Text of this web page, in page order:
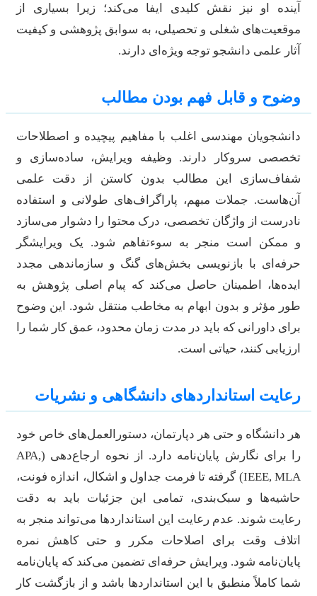
آینده او نیز نقش کلیدی ایفا می‌کند؛ زیرا بسیاری از
موقعیت‌های شغلی و تحصیلی، به سوابق پژوهشی و کیفیت
آثار علمی دانشجو توجه ویژه‌ای دارند.
وضوح و قابل فهم بودن مطالب
دانشجویان مهندسی اغلب با مفاهیم پیچیده و اصطلاحات
تخصصی سروکار دارند. وظیفه ویرایش، ساده‌سازی و
شفاف‌سازی این مطالب بدون کاستن از دقت علمی
آن‌هاست. جملات مبهم، پاراگراف‌های طولانی و استفاده
نادرست از واژگان تخصصی، درک محتوا را دشوار می‌سازد
و ممکن است منجر به سوءتفاهم شود. یک ویرایشگر
حرفه‌ای با بازنویسی بخش‌های گنگ و سازماندهی مجدد
ایده‌ها، اطمینان حاصل می‌کند که پیام اصلی پژوهش به
طور مؤثر و بدون ابهام به مخاطب منتقل شود. این وضوح
برای داورانی که باید در مدت زمان محدود، عمق کار شما را
ارزیابی کنند، حیاتی است.
رعایت استانداردهای دانشگاهی و نشریات
هر دانشگاه و حتی هر دپارتمان، دستورالعمل‌های خاص خود
را برای نگارش پایان‌نامه دارد. از نحوه ارجاع‌دهی (APA,
IEEE, MLA) گرفته تا فرمت جداول و اشکال، اندازه فونت،
حاشیه‌ها و سبک‌بندی، تمامی این جزئیات باید به دقت
رعایت شوند. عدم رعایت این استانداردها می‌تواند منجر به
اتلاف وقت برای اصلاحات مکرر و حتی کاهش نمره
پایان‌نامه شود. ویرایش حرفه‌ای تضمین می‌کند که پایان‌نامه
شما کاملاً منطبق با این استانداردها باشد و از بازگشت کار